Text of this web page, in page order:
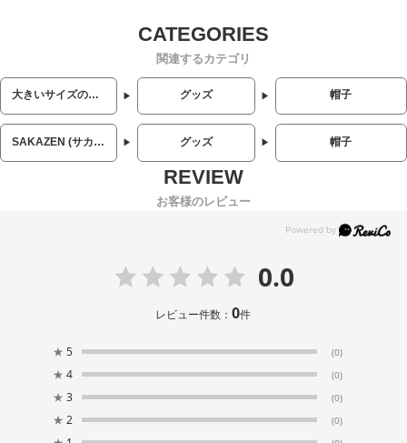
関連するカテゴリ
大きいサイズのメンズ服 グッズ 帽子
SAKAZEN (サカゼン) グッズ 帽子
お客様のレビュー
0.0
レビュー件数：0件
★ 5 (0)
★ 4 (0)
★ 3 (0)
★ 2 (0)